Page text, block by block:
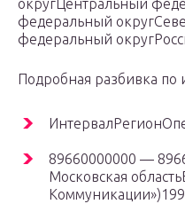
округЦентральный
федеральный
федеральный
Подробная разбивка
89660000000 —
Московская